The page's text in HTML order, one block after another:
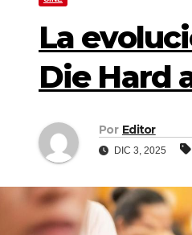
La
Die Hard
Por Editor
DIC 3, 2025